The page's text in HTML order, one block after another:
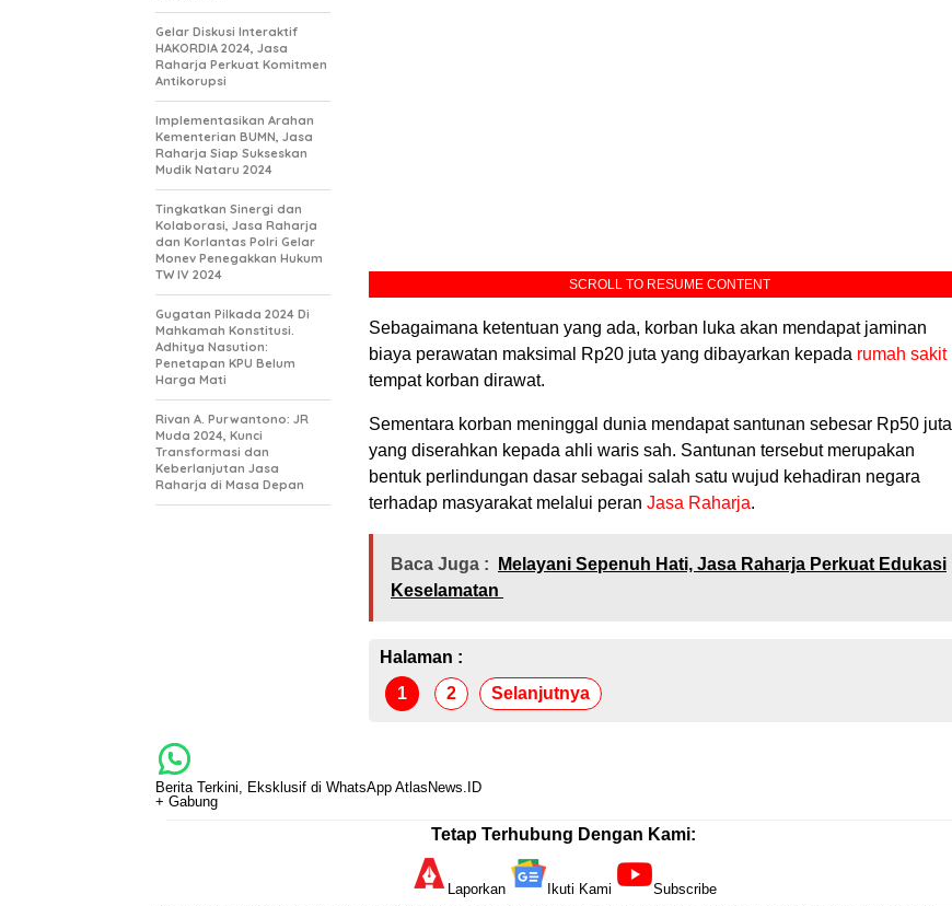
SCROLL TO RESUME CONTENT
Sebagaimana ketentuan yang ada, korban luka akan mendapat jaminan
biaya perawatan maksimal Rp20 juta yang dibayarkan kepada rumah sakit
tempat korban dirawat.
Sementara korban meninggal dunia mendapat santunan sebesar Rp50 juta
yang diserahkan kepada ahli waris sah. Santunan tersebut merupakan
bentuk perlindungan dasar sebagai salah satu wujud kehadiran negara
terhadap masyarakat melalui peran Jasa Raharja.
Baca Juga :
Melayani Sepenuh Hati, Jasa Raharja Perkuat Edukasi
Keselamatan
Halaman :
1
2 Selanjutnya
Gelar Diskusi Interaktif
HAKORDIA 2024, Jasa
Raharja Perkuat Komitmen
Antikorupsi
Implementasikan Arahan
Kementerian BUMN, Jasa
Raharja Siap Sukseskan
Mudik Nataru 2024
Tingkatkan Sinergi dan
Kolaborasi, Jasa Raharja
dan Korlantas Polri Gelar
Monev Penegakkan Hukum
TW IV 2024
Gugatan Pilkada 2024 Di
Mahkamah Konstitusi.
Adhitya Nasution:
Penetapan KPU Belum
Harga Mati
Rivan A. Purwantono: JR
Muda 2024, Kunci
Transformasi dan
Keberlanjutan Jasa
Raharja di Masa Depan
Berita Terkini, Eksklusif di WhatsApp AtlasNews.ID
+ Gabung
Tetap Terhubung Dengan Kami:
Laporkan Ikuti Kami Subscribe